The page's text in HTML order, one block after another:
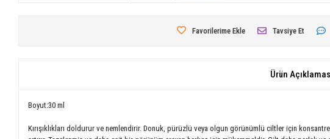
Favorilerime Ekle Tavsiye Et
Ürün
Boyut:30 ml
Kırışıklıkları doldurur ve nemlendirir. Donuk, pürüzlü veya olgun görünümlü ciltler için